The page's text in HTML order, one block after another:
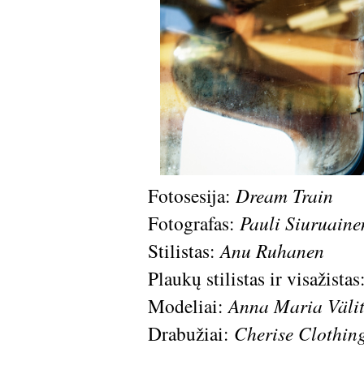
Fotosesija: Dream Train
Fotografas: Pauli
Stilistas:Anu Ruhanen
Plaukų stilistas ir
Modeliai:Anna Maria
Drabužiai: Cherise